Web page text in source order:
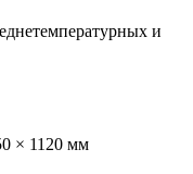
и
× 1120 мм